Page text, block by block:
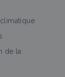
de la